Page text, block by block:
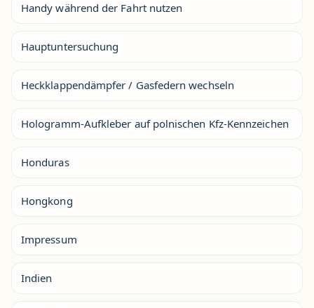
Handy während der Fahrt nutzen
Hauptuntersuchung
Heckklappendämpfer / Gasfedern wechseln
Hologramm-Aufkleber auf polnischen Kfz-Kennzeichen
Honduras
Hongkong
Impressum
Indien